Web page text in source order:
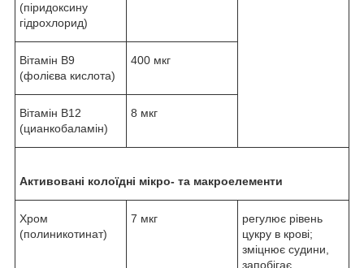
(піридоксину
гідрохлорид)
Вітамін B9
(фолієва кислота)
400 мкг
Вітамін B12
(цианкобаламін)
8 мкг
Активовані колоїдні мікро- та макроелементи
Хром
(полиникотинат)
7 мкг
регулює рівень
цукру в крові;
зміцнює судини,
запобігає